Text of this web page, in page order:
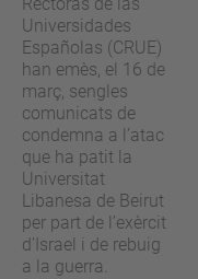
Rectoras de las
Universidades
Españolas (CRUE)
han emès, el 16 de
març, sengles
comunicats de
condemna a l’atac
que ha patit la
Universitat
Libanesa de Beirut
per part de l’exèrcit
d’Israel i de rebuig
a la guerra.